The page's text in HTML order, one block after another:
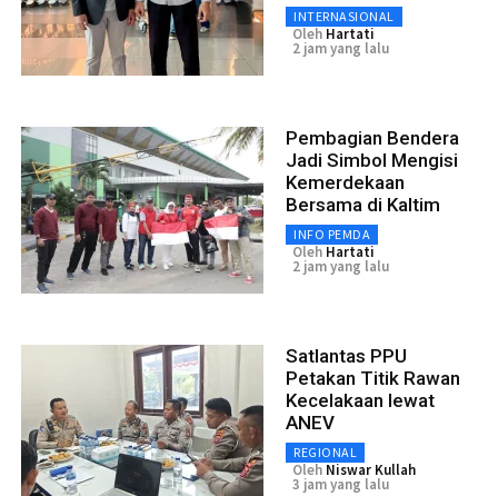
INTERNASIONAL
Oleh Hartati
2 jam yang lalu
Pembagian Bendera
Jadi Simbol Mengisi
Kemerdekaan
Bersama di Kaltim
INFO PEMDA
Oleh Hartati
2 jam yang lalu
Satlantas PPU
Petakan Titik Rawan
Kecelakaan lewat
ANEV
REGIONAL
Oleh Niswar Kullah
3 jam yang lalu